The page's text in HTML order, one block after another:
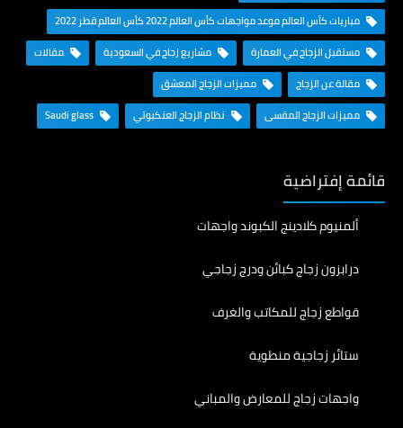
مباريات كأس العالم موعد مواجهات كأس العالم 2022 كأس العالم قطر 2022
مستقبل الزجاج في العمارة
مشاريع زجاج في السعودية
مقالات
مقالة عن الزجاج
مميزات الزجاج المعشق
مميزات الزجاج المقسى
نظام الزجاج العنكبوتي
قائمة إفتراضية
ألمنيوم كلادينج الكبوند واجهات
درابزون زجاج كبائن ودرج زجاجي
قواطع زجاج للمكاتب والغرف
ستائر زجاجية منطوية
واجهات زجاج للمعارض والمباني